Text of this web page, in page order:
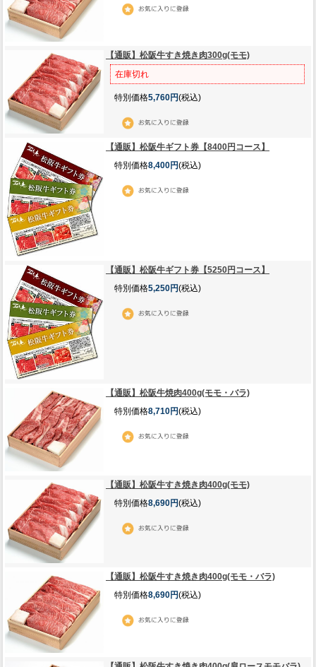
【通販】松阪牛すき焼き肉300g(モモ)
在庫切れ
特別価格5,760円(税込)
【通販】松阪牛ギフト券【8400円コース】
特別価格8,400円(税込)
【通販】松阪牛ギフト券【5250円コース】
特別価格5,250円(税込)
【通販】松阪牛焼肉400g(モモ・バラ)
特別価格8,710円(税込)
【通販】松阪牛すき焼き肉400g(モモ)
特別価格8,690円(税込)
【通販】松阪牛すき焼き肉400g(モモ・バラ)
特別価格8,690円(税込)